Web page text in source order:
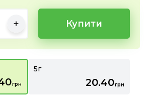
Купити
грн
5г
20.40грн